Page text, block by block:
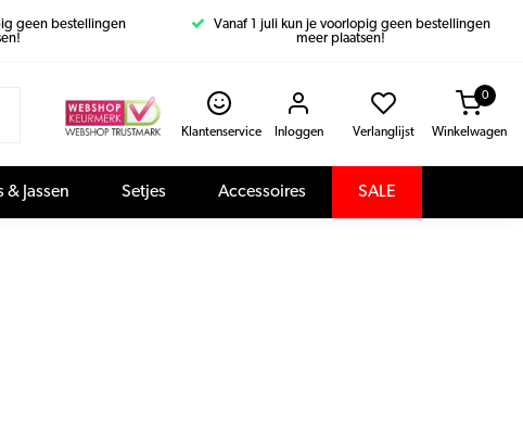
geen bestellingen
Vanaf 1 juli kun je voorlopig geen bestellingen
meer plaatsen!
Klantenservice Inloggen Verlanglijst Winkelwagen
0
& Jassen Setjes Accessoires SALE